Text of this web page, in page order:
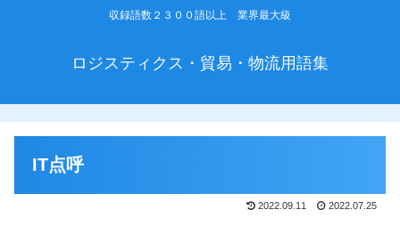
収録語数２３００語以上 業界最大級
ロジスティクス・貿易・物流用語集
IT点呼
2022.09.11 2022.07.25